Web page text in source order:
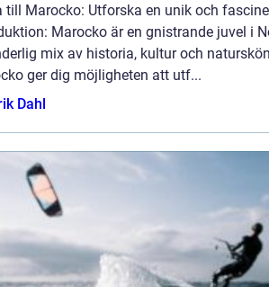
till Marocko: Utforska en unik och
Marocko är en gnistrande juvel i
mix av historia, kultur och
ger dig möjligheten att utf...
Dahl